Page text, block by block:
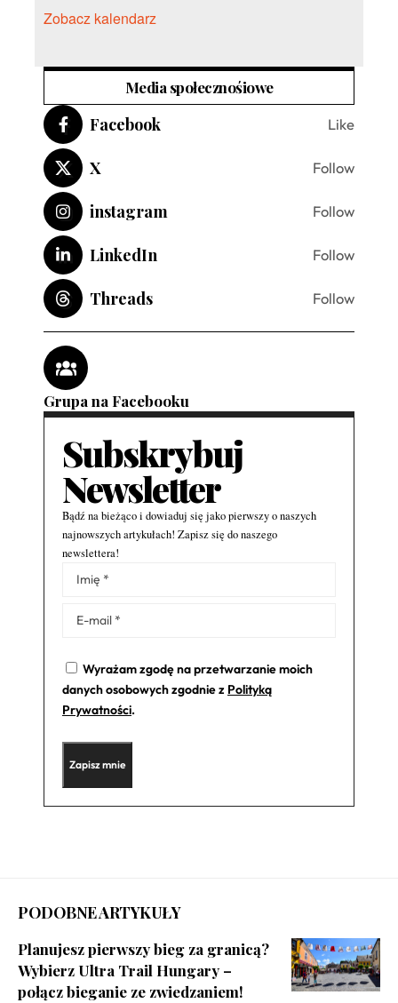
Zobacz kalendarz
Media społecznośiowe
Facebook Like
X Follow
instagram Follow
LinkedIn Follow
Threads Follow
Grupa na Facebooku
Subskrybuj
Newsletter
Bądź na bieżąco i dowiaduj się jako pierwszy o naszych
najnowszych artykułach! Zapisz się do naszego
newslettera!
Wyrażam zgodę na przetwarzanie moich
danych osobowych zgodnie z Polityką
Prywatności.
Alternative:
PODOBNE ARTYKUŁY
Planujesz pierwszy bieg za granicą?
Wybierz Ultra Trail Hungary –
połącz bieganie ze zwiedzaniem!